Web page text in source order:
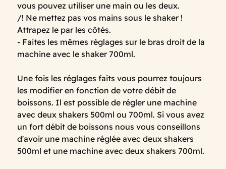
vous pouvez utiliser une main ou les deux.
/! Ne mettez pas vos mains sous le shaker !
Attrapez le par les côtés.
- Faites les mêmes réglages sur le bras droit de la
machine avec le shaker 700ml.
Une fois les réglages faits vous pourrez toujours
les modifier en fonction de votre débit de
boissons. Il est possible de régler une machine
avec deux shakers 500ml ou 700ml. Si vous avez
un fort débit de boissons nous vous conseillons
d'avoir une machine réglée avec deux shakers
500ml et une machine avec deux shakers 700ml.